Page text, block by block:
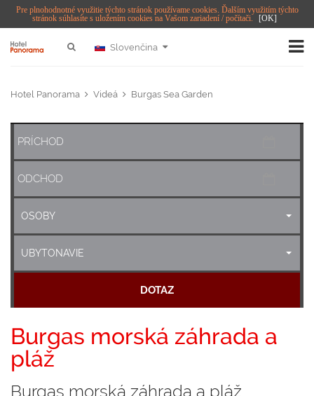
Pre plnohodnotné využitie týchto stránok používame cookies. Ďalším využitím týchto
stránok súhlasíte s uložením cookies na Vašom zariadení / počítači.
[OK]
Slovenčina
Hotel Panorama Videá Burgas Sea Garden
OSOBY
UBYTONAVIE
DOTAZ
Burgas morská záhrada a
pláž
Burgas morská záhrada a pláž